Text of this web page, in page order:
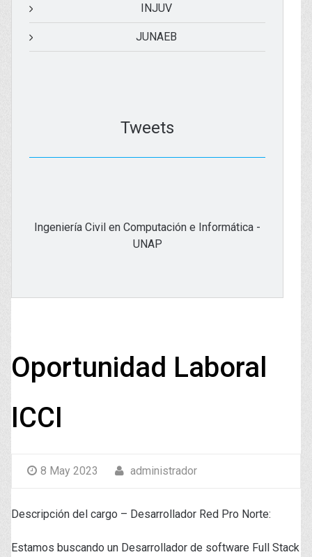
INJUV
JUNAEB
Tweets
Ingeniería Civil en Computación e Informática -
UNAP
Oportunidad Laboral
ICCI
8 May 2023 administrador
Descripción del cargo – Desarrollador Red Pro Norte:
Estamos buscando un Desarrollador de software Full Stack